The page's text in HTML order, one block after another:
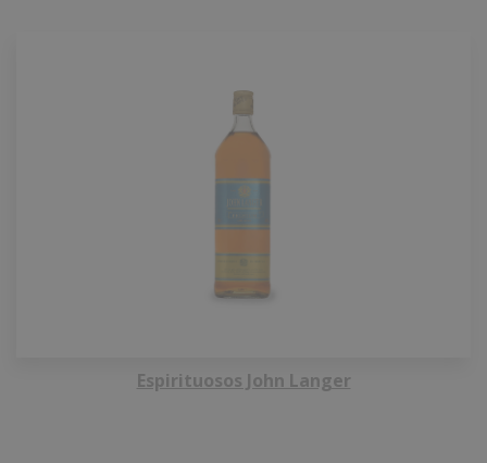
Espirituosos John Langer